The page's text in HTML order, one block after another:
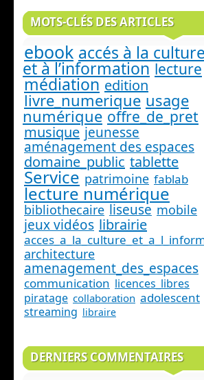
MOTS-CLÉS DES ARTICLES
ebook accés à la culture
et à l’information lecture
médiation edition
livre_numerique usage
numérique offre_de_pret
musique jeunesse
aménagement des espaces
domaine_public tablette
Service patrimoine fablab
lecture numérique
bibliothecaire liseuse mobile
jeux vidéos librairie
architecture
amenagement_des_espaces
communication licences_libres
piratage collaboration adolescent
streaming libraire
DERNIERS COMMENTAIRES